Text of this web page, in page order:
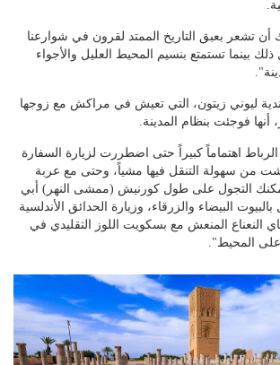
أن تشعر بعبق التاريخ الممتد لقرون في شوارعنا
ذلك بينما تستمتع بنسيم المحيط العليل والأجواء
ليوني زيتون، التي تعيش في مراكش مع زوجها
أنها فوجئت بنظام المدينة.
اهتماماً كبيراً حتى اضطررت لزيارة السفارة
من سهولة التنقل فيها مشياً، وحتى مع عربة
التجول على طول كورنيش (ممشى النهر) أبي
البيضاء والزرقاء، وزيارة الحدائق الأندلسية
النعناع المنعش مع بسكويت اللوز التقليدي في
المحيط".